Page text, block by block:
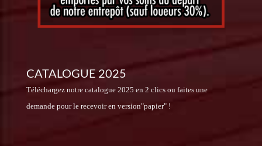
CATALOGUE 2025
Téléchargez notre catalogue 2025 en 2 clics ou faites une
demande pour le recevoir en version"papier" !